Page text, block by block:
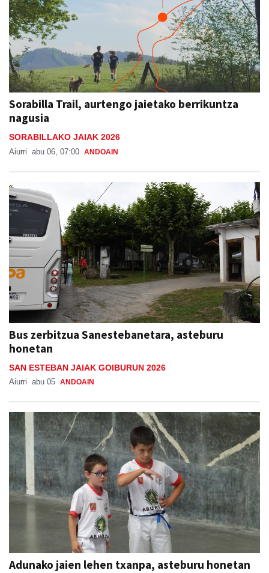
Sorabilla Trail, aurtengo jaietako berrikuntza
nagusia
SORABILLAKO JAIAK 2026
Aiurri abu 06, 07:00 ANDOAIN
Bus zerbitzua Sanestebanetara, asteburu
honetan
SAN ESTEBAN JAIAK GOIBURUN 2026
Aiurri abu 05 ANDOAIN
Adunako jaien lehen txanpa, asteburu honetan